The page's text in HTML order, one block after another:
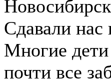
Сдавали нас
Многие дети
почти все